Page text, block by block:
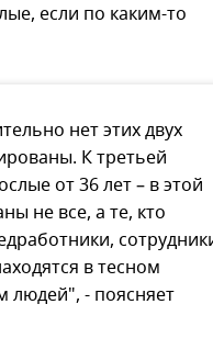
если по каким-то
нет этих двух
К третьей
от 36 лет – в этой
не все, а те, кто
в тесном
людей", - поясняет